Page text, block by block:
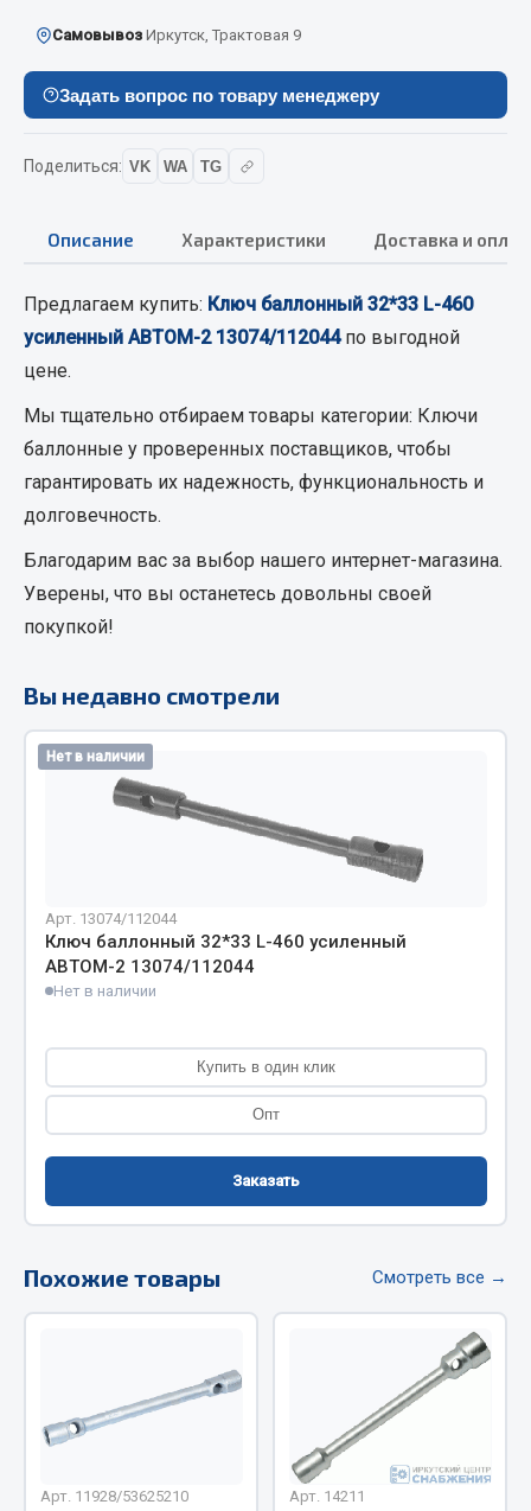
Весь раздел
Смазочные материалы
Масла
Болты
Гайки
Кольца стопорные
Пресс-масленки
Пружины
Хомуты
Весь раздел
Соединительные элементы
Трубки, муфты, гайки
Угольники
Фитинги
Весь раздел
Автомобильный инструмент
Крепежный инструмент
Слесарный инструмент
Столярный инструмент
Самовывоз Иркутск, Трактовая 9
Задать вопрос по товару менеджеру
Поделиться: VK WA TG
Описание Характеристики Доставка и
Предлагаем купить: Ключ баллонный 32*33 L-460
усиленный АВТОМ-2 13074/112044по выгодной
цене.
Мы тщательно отбираем товары категории: Ключи
баллонные у проверенных поставщиков, чтобы
гарантировать их надежность, функциональность и
долговечность.
Благодарим вас за выбор нашего интернет-магазина.
Уверены, что вы останетесь довольны своей
покупкой!
Вы недавно смотрели
Нет в наличии
Арт. 13074/112044
Ключ баллонный 32*33 L-460 усиленный
АВТОМ-2 13074/112044
Нет в наличии
Купить в один клик
Опт
Заказать
Похожие товары Смотреть все →
Арт. 11928/53625210 Арт. 14211